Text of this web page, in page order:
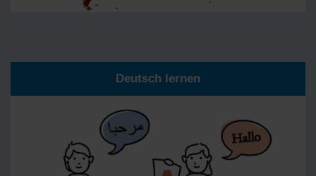
Deutsch lernen